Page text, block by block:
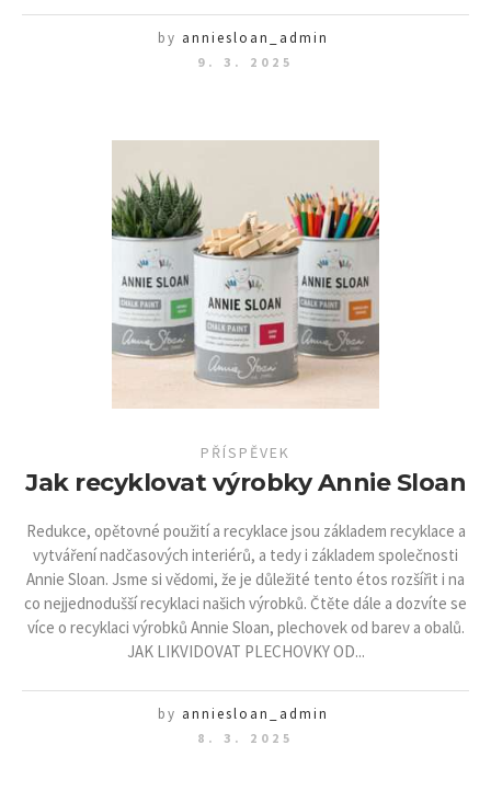
by anniesloan_admin
9. 3. 2025
PŘÍSPĚVEK
Jak recyklovat výrobky Annie Sloan
Redukce, opětovné použití a recyklace jsou základem recyklace a
vytváření nadčasových interiérů, a tedy i základem společnosti
Annie Sloan. Jsme si vědomi, že je důležité tento étos rozšířit i na
co nejjednodušší recyklaci našich výrobků. Čtěte dále a dozvíte se
více o recyklaci výrobků Annie Sloan, plechovek od barev a obalů.
JAK LIKVIDOVAT PLECHOVKY OD...
by anniesloan_admin
8. 3. 2025